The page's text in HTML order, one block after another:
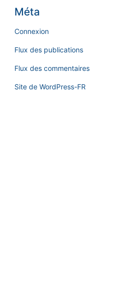
Méta
Connexion
Flux des publications
Flux des commentaires
Site de WordPress-FR